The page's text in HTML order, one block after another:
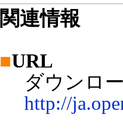
関連情報
■URL
ダウンロ
http://